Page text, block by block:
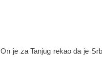
On je za Tanjug rekao da je